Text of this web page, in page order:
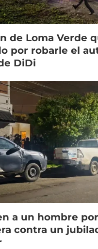
de Loma Verde
por robarle el
DiDi
a un hombre
contra un